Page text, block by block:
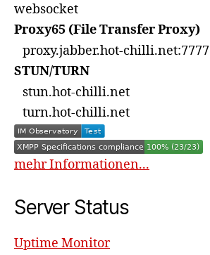
websocket
Proxy65 (File Transfer Proxy)
proxy.jabber.hot-chilli.net:7777
STUN/TURN
stun.hot-chilli.net
turn.hot-chilli.net
mehr Informationen...
Server Status
Uptime Monitor